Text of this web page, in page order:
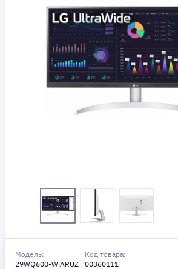
Модель:
29WQ600-W.ARUZ
Код товара:
00360111